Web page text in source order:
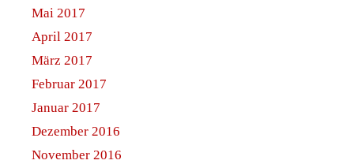
Mai 2017
April 2017
März 2017
Februar 2017
Januar 2017
Dezember 2016
November 2016